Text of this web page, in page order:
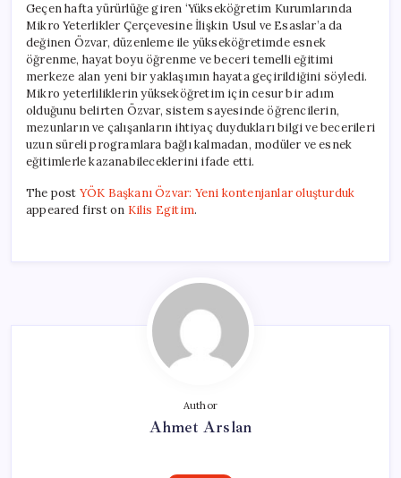
Geçen hafta yürürlüğe giren ‘Yükseköğretim Kurumlarında
Mikro Yeterlikler Çerçevesine İlişkin Usul ve Esaslar’a da
değinen Özvar, düzenleme ile yükseköğretimde esnek
öğrenme, hayat boyu öğrenme ve beceri temelli eğitimi
merkeze alan yeni bir yaklaşımın hayata geçirildiğini söyledi.
Mikro yeterliliklerin yükseköğretim için cesur bir adım
olduğunu belirten Özvar, sistem sayesinde öğrencilerin,
mezunların ve çalışanların ihtiyaç duydukları bilgi ve becerileri
uzun süreli programlara bağlı kalmadan, modüler ve esnek
eğitimlerle kazanabileceklerini ifade etti.
The post YÖK Başkanı Özvar: Yeni kontenjanlar oluşturduk
appeared first on Kilis Egitim.
Author
Ahmet Arslan